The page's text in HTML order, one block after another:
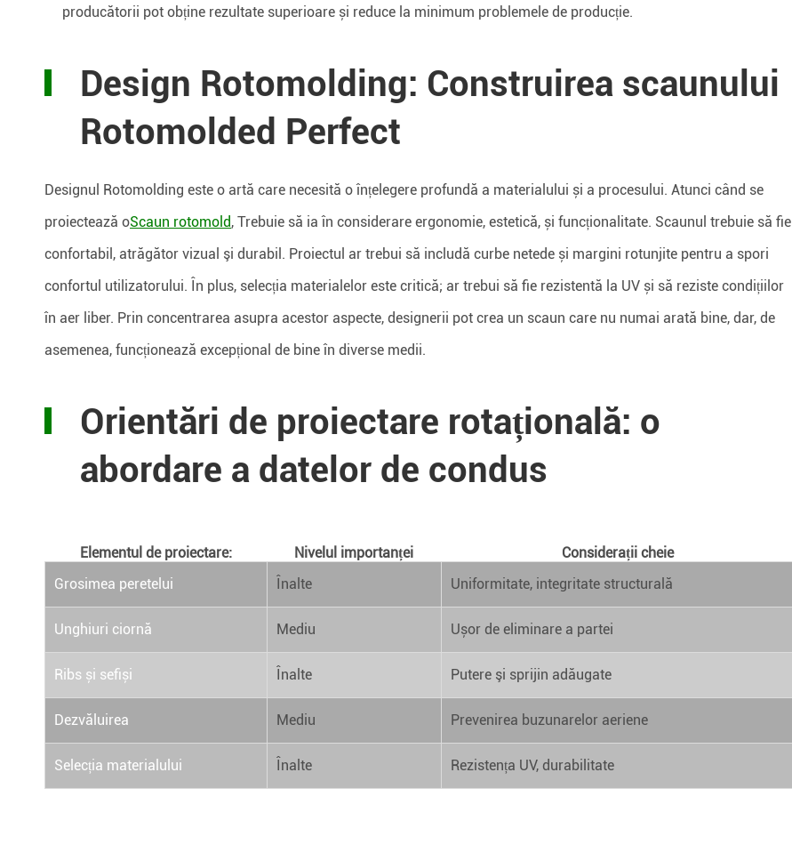
producătorii pot obține rezultate superioare și reduce la minimum problemele de producție.
Design Rotomolding: Construirea scaunului
Rotomolded Perfect
Designul Rotomolding este o artă care necesită o înțelegere profundă a materialului și a procesului. Atunci când se
proiectează oScaun rotomold, Trebuie să ia în considerare ergonomie, estetică, și funcționalitate. Scaunul trebuie să fie
confortabil, atrăgător vizual şi durabil. Proiectul ar trebui să includă curbe netede și margini rotunjite pentru a spori
confortul utilizatorului. În plus, selecția materialelor este critică; ar trebui să fie rezistentă la UV și să reziste condițiilor
în aer liber. Prin concentrarea asupra acestor aspecte, designerii pot crea un scaun care nu numai arată bine, dar, de
asemenea, funcționează excepțional de bine în diverse medii.
Orientări de proiectare rotațională: o
abordare a datelor de condus
Elementul de proiectare: Nivelul importanței
Considerații cheie
Grosimea peretelui
Înalte Uniformitate, integritate structurală
Unghiuri ciornă Mediu Ușor de eliminare a partei
Ribs și sefiși Înalte Putere şi sprijin adăugate
Dezvăluirea Mediu Prevenirea buzunarelor aeriene
Selecția materialului Înalte Rezistența UV, durabilitate